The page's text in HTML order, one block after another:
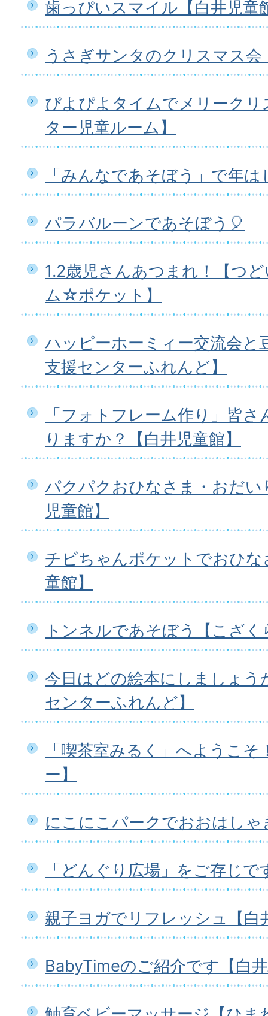
歯っぴいスマイル【白井児童
うさぎサンタのクリスマス会
ぴよぴよタイムでメリーク
ター児童ルーム】
「みんなであそぼう」で年は
パラバルーンであそぼう🎈
1.2歳児さんあつまれ！【つ
ム☆ポケット】
ハッピーホーミィー交流会と
支援センターふれんど】
「フォトフレーム作り」皆
りますか？【白井児童館】
パクパクおひなさま・おだい
児童館】
チビちゃんポケットでおひな
童館】
トンネルであそぼう【こざ
今日はどの絵本にしましょう
センターふれんど】
「喫茶室みるく」へようこ
ー】
にこにこパークでおおはしゃ
「どんぐり広場」をご存じで
親子ヨガでリフレッシュ【白
BabyTimeのご紹介です【白